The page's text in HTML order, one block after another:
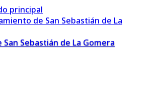
principal
Sebastián de La Gomera